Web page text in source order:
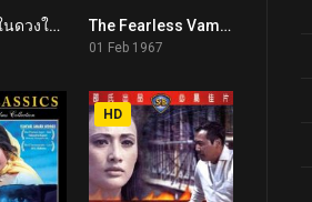
7.8
ถนอมรักไว้ในดวงใจ Guess Who’s Coming to Dinner (1967) 7.2The Fearless Vampire Killers (1967)
01 Feb 1967
HD